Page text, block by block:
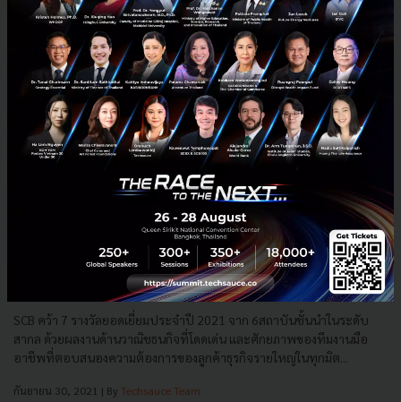
SCB คว้า 7 รางวัลยอดเยี่ยมด้าน Investment Banking จาก
6 เวทีใหญ่ระดับสากล
SCB คว้า 7 รางวัลยอดเยี่ยมประจำปี 2021 จาก 6สถาบันชั้นนำในระดับ
สากล ด้วยผลงานด้านวาณิชธนกิจที่โดดเด่น และศักยภาพของทีมงานมือ
อาชีพที่ตอบสนองความต้องการของลูกค้าธุรกิจรายใหญ่ในทุกมิต...
กันยายน 30, 2021 | By Techsauce Team